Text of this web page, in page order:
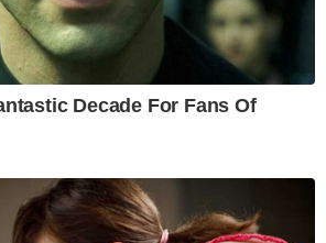
Decade For Fans Of